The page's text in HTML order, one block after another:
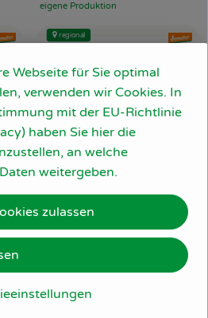
, Herkunft:
eigene Produktion
, Preis:
Deutschland
0.3 kgeingeplant
,
regional
Webseite für Sie optimal
verwenden wir Cookies. In
mit der EU-Richtlinie
haben Sie hier die
an welche
weitergeben.
zulassen